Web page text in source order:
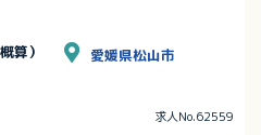
算） 愛媛県松山市
求人No.62559